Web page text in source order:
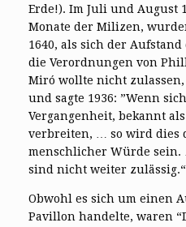
Erde!). Im Juli und August
Monate der Milizen,
1640, als sich der
die Verordnungen von
Miró wollte nicht
und sagte 1936: ”Wenn
Vergangenheit, bekannt
verbreiten, … so wird dies
menschlicher Würde
sind nicht weiter zulässig.“
Obwohl es sich um einen
Pavillon handelte, waren